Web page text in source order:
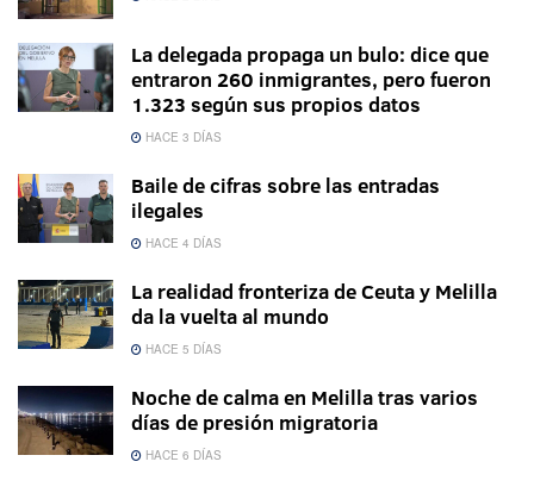
La delegada propaga un bulo: dice que
entraron 260 inmigrantes, pero fueron
1.323 según sus propios datos
HACE 3 DÍAS
Baile de cifras sobre las entradas
ilegales
HACE 4 DÍAS
La realidad fronteriza de Ceuta y Melilla
da la vuelta al mundo
HACE 5 DÍAS
Noche de calma en Melilla tras varios
días de presión migratoria
HACE 6 DÍAS